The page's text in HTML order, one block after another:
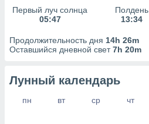
Первый луч солнца
05:47
Полдень
13:34
Продолжительность дня 14h 26m
Оставшийся дневной свет7h 20m
Лунный календарь
пн вт ср чт